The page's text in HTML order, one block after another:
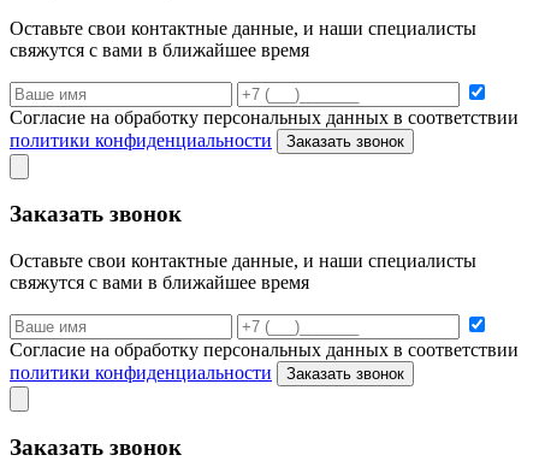
Оставьте свои контактные данные, и наши специалисты
свяжутся с вами в ближайшее время
Согласие на обработку персональных данных в соответствии
политики конфиденциальности
Заказать звонок
Заказать звонок
Оставьте свои контактные данные, и наши специалисты
свяжутся с вами в ближайшее время
Согласие на обработку персональных данных в соответствии
политики конфиденциальности
Заказать звонок
Заказать звонок